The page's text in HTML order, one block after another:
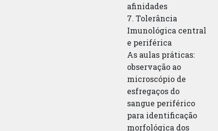
afinidades
7. Tolerância
Imunológica central
e periférica
As aulas práticas:
observação ao
microscópio de
esfregaços do
sangue periférico
para identificação
morfológica dos